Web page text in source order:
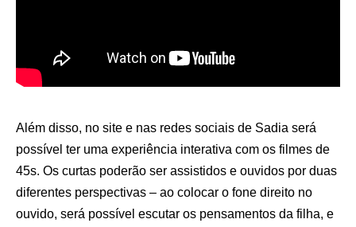
Além disso, no site e nas redes sociais de Sadia será
possível ter uma experiência interativa com os filmes de
45s. Os curtas poderão ser assistidos e ouvidos por duas
diferentes perspectivas – ao colocar o fone direito no
ouvido, será possível escutar os pensamentos da filha, e